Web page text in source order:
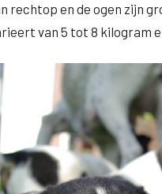
rechtop en de ogen zijn
van 5 tot 8 kilogram